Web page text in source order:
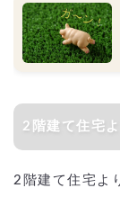
2階建て住宅
2階建て住宅よ